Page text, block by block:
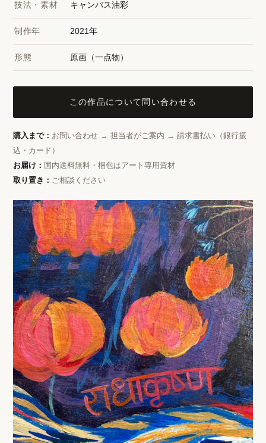
技法・素材 キャンバス油彩
制作年 2021年
形態 原画（一点物）
この作品について問い合わせる
購入まで： お問い合わせ → 担当者がご案内 → 請求書払い（銀行振
込・カード）
お届け： 国内送料無料・梱包はアート専用資材
取り置き： ご相談ください